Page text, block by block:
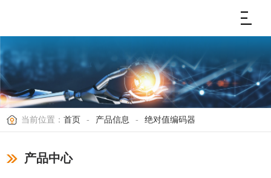
当前位置： 首页 - 产品信息 - 绝对值编码器
产品中心